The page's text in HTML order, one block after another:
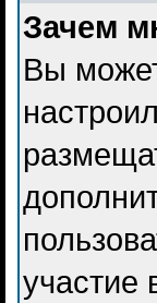
Зачем
Вы
участие